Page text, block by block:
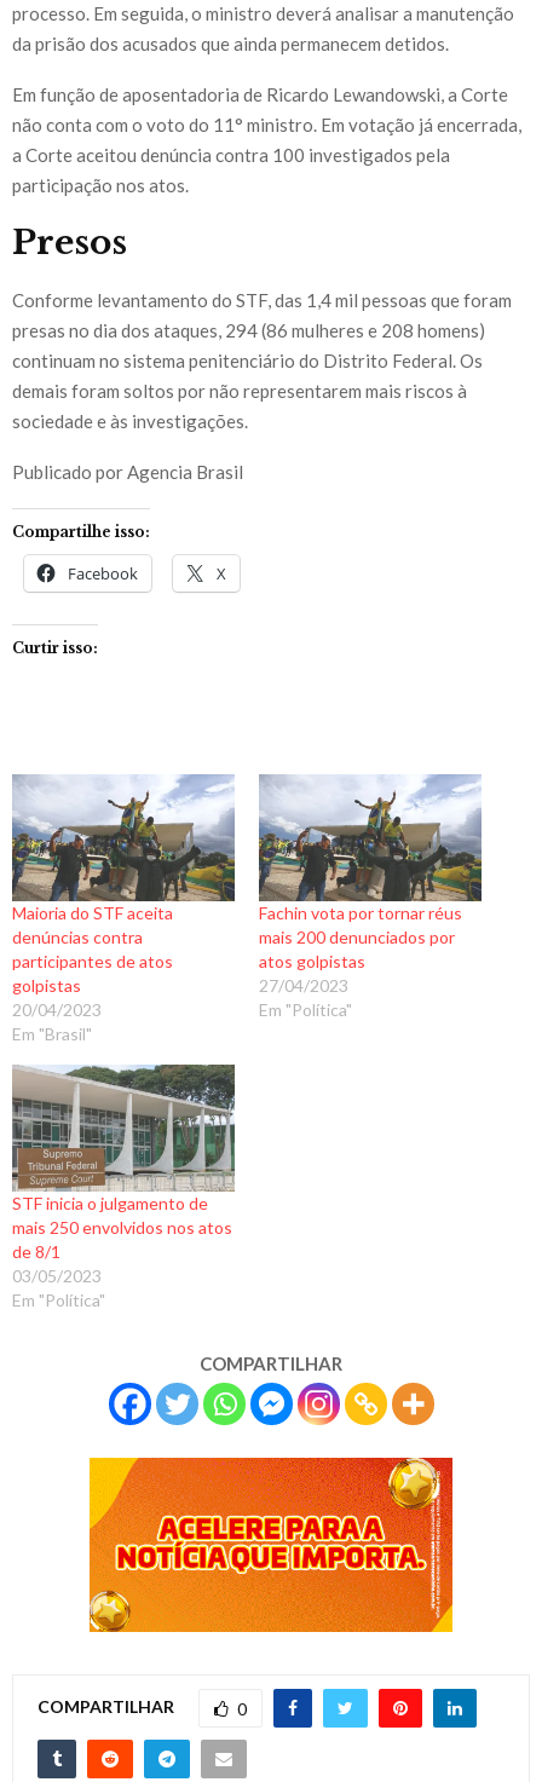
processo. Em seguida, o ministro deverá analisar a manutenção
da prisão dos acusados que ainda permanecem detidos.
Em função de aposentadoria de Ricardo Lewandowski, a Corte
não conta com o voto do 11° ministro. Em votação já encerrada,
a Corte aceitou denúncia contra 100 investigados pela
participação nos atos.
Presos
Conforme levantamento do STF, das 1,4 mil pessoas que foram
presas no dia dos ataques, 294 (86 mulheres e 208 homens)
continuam no sistema penitenciário do Distrito Federal. Os
demais foram soltos por não representarem mais riscos à
sociedade e às investigações.
Publicado por Agencia Brasil
Compartilhe isso:
Facebook X
Curtir isso:
Maioria do STF aceita
denúncias contra
participantes de atos
golpistas
20/04/2023
Em "Brasil"
Fachin vota por tornar réus
mais 200 denunciados por
atos golpistas
27/04/2023
Em "Política"
STF inicia o julgamento de
mais 250 envolvidos nos atos
de 8/1
03/05/2023
Em "Política"
COMPARTILHAR
COMPARTILHAR 0